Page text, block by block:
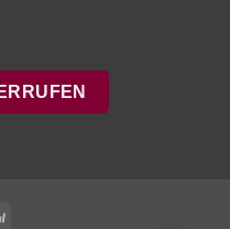
PayPal